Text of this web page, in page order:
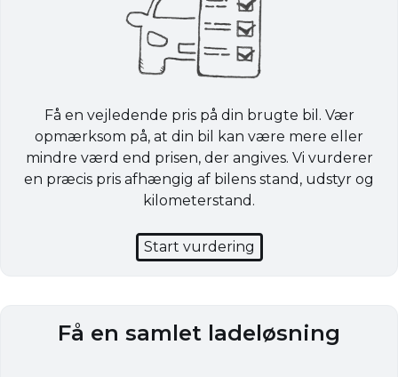
Få en vejledende pris på din brugte bil. Vær
opmærksom på, at din bil kan være mere eller
mindre værd end prisen, der angives. Vi vurderer
en præcis pris afhængig af bilens stand, udstyr og
kilometerstand.
Start vurdering
Få en samlet ladeløsning